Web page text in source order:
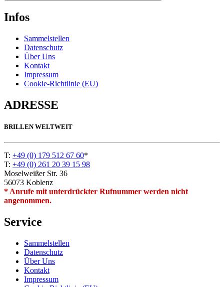
Infos
Sammelstellen
Datenschutz
Über Uns
Kontakt
Impressum
Cookie-Richtlinie (EU)
ADRESSE
BRILLEN WELTWEIT
T: +49 (0) 179 512 67 60*
T: +49 (0) 261 20 39 15 98
Moselweißer Str. 36
56073 Koblenz
* Anrufe mit unterdrückter Rufnummer werden nicht
angenommen.
Service
Sammelstellen
Datenschutz
Über Uns
Kontakt
Impressum